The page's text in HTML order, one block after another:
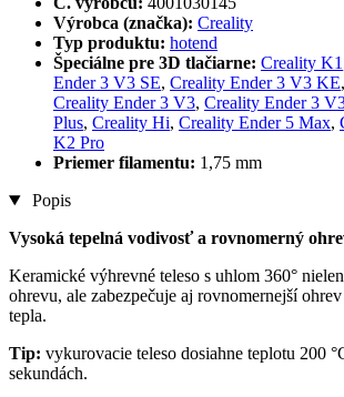
Výrobca (značka): Creality
Typ produktu: hotend
Špeciálne pre 3D tlačiarne: Creality K1
Ender 3 V3 SE, Creality Ender 3 V3 KE,
Creality Ender 3 V3, Creality Ender 3
Plus, Creality Hi, Creality Ender 5 Max,
K2 Pro
Priemer filamentu: 1,75 mm
Popis
Vysoká tepelná vodivosť a rovnomerný
Keramické výhrevné teleso s uhlom 360°
ohrevu, ale zabezpečuje aj rovnomernejší
tepla.
Tip: vykurovacie teleso dosiahne teplotu 200
sekundách.